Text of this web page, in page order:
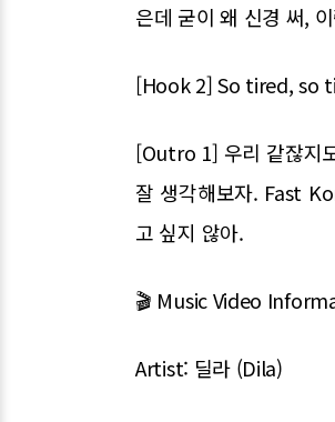
은데 굳이 왜 신경 써,
[Hook 2] So tired, so
[Outro 1] 우리 같잖지
잘 생각해보자. Fast
고 싶지 않아.
🎬 Music Video
Artist: 딜라 (Dila)